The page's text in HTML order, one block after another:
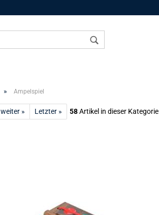
» Ampelspiel
weiter » Letzter » 58Artikel in dieser Kategorie